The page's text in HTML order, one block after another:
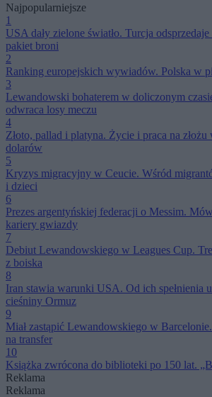
Najpopularniejsze
1
USA dały zielone światło. Turcja
pakiet broni
2
Ranking europejskich wywiadów. Polska w
3
Lewandowski bohaterem w doliczonym
odwraca losy meczu
4
Złoto, pallad i platyna. Życie i praca na
dolarów
5
Kryzys migracyjny w Ceucie. Wśród
i dzieci
6
Prezes argentyńskiej federacji o Messim.
kariery gwiazdy
7
Debiut Lewandowskiego w Leagues Cup.
z boiska
8
Iran stawia warunki USA. Od ich spełnienia
cieśniny Ormuz
9
Miał zastąpić Lewandowskiego w
na transfer
10
Książka zwrócona do biblioteki po 150 lat.
Reklama
Reklama